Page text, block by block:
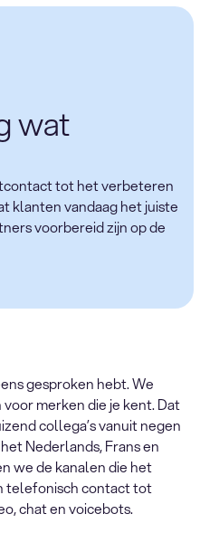
wat
tot het verbeteren
klanten vandaag het juiste
voorbereid zijn op de
gesproken hebt. We
merken die je kent. Dat
collega’s vanuit negen
Nederlands, Frans en
we de kanalen die het
telefonisch contact tot
chat en voicebots.